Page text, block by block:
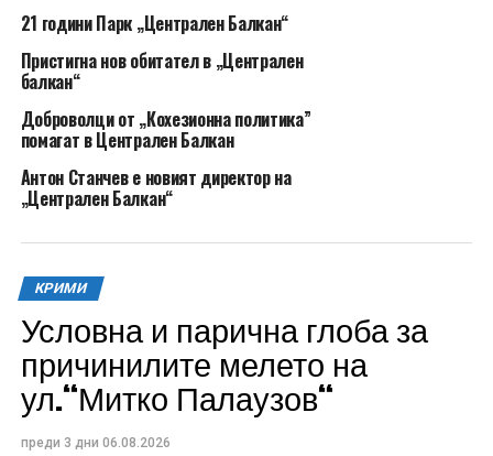
21 години Парк „Централен Балкан“
Пристигна нов обитател в „Централен
балкан“
Доброволци от „Кохезионна политика”
помагат в Централен Балкан
Антон Станчев е новият директор на
„Централен Балкан“
КРИМИ
Условна и парична глоба за
причинилите мелето на
ул.“Митко Палаузов“
преди 3 дни 06.08.2026